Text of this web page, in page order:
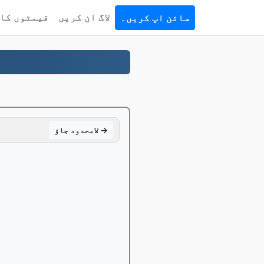
قیمتوں لاگ ان کریں سائن اپ کریں۔
لامحدود جاؤ →